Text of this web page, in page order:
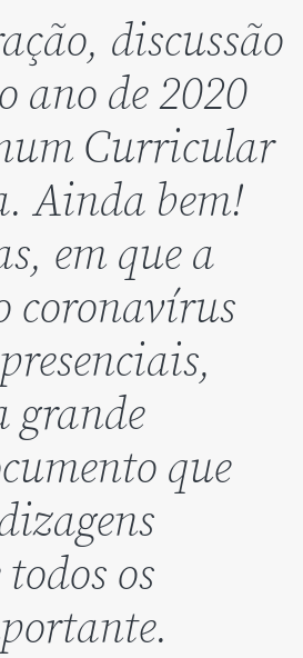
discussão
ano de 2020
Curricular
Ainda bem!
em que a
coronavírus
grande
que
os